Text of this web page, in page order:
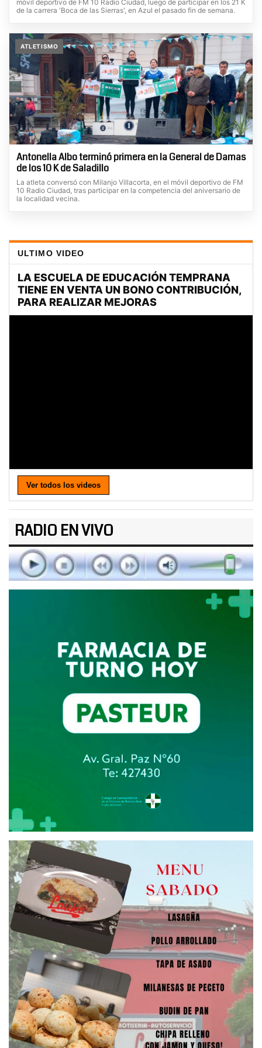
móvil deportivo de FM 10 Radio Ciudad, luego de participar en los 21 K
de la carrera 'Boca de las Sierras', en Azul el pasado fin de semana.
ATLETISMO
Antonella Albo terminó primera en la General de Damas
de los 10 K de Saladillo
La atleta conversó con Milanjo Villacorta, en el móvil deportivo de FM
10 Radio Ciudad, tras participar en la competencia del aniversario de
la localidad vecina.
ULTIMO VIDEO
Ver todos los videos
RADIO EN VIVO